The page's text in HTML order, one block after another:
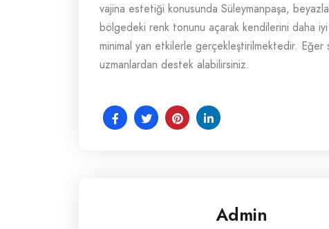
vajina estetiği konusunda Süleymanpaşa,
bölgedeki renk tonunu açarak kendilerini daha
minimal yan etkilerle gerçekleştirilmektedir.
uzmanlardan destek alabilirsiniz.
Admin